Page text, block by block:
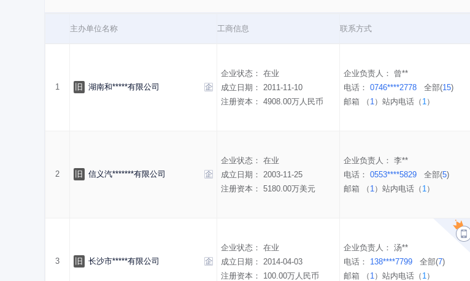
主办单位名称 工商信息 联系方式
1 旧 湖南和*****有限公司
企业状态： 在业
成立日期： 2011-11-10
注册资本： 4908.00万人民币
企业负责人： 曾**
电话： 0746****2778 全部(15)
邮箱 （ 1） 站内电话（ 1）
2 旧 信义汽*******有限公司
企业状态： 在业
成立日期： 2003-11-25
注册资本： 5180.00万美元
企业负责人： 李**
电话： 0553****5829 全部(5)
邮箱 （ 1） 站内电话（ 1）
3 旧 长沙市*****有限公司
企业状态： 在业
成立日期： 2014-04-03
注册资本： 100.00万人民币
企业负责人： 汤**
电话： 138****7799 全部(7)
邮箱 （ 1） 站内电话（ 1）